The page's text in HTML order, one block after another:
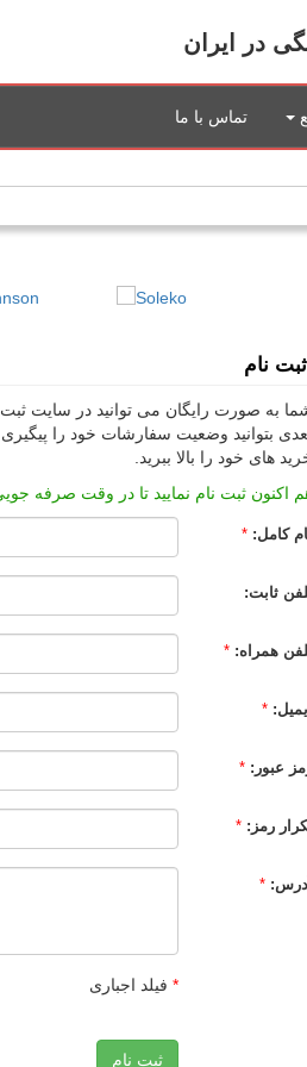
در ایران
تماس با ما
ثبت نام
به صورت رایگان می توانید در سایت ثبت
بتوانید وضعیت سفارشات خود را
های خود را بالا ببرید.
اکنون ثبت نام نمایید تا در وقت صرفه
کامل: *
ثابت:
همراه: *
ایمیل: *
عبور: *
رمز: *
آدرس: *
* فیلد اجباری
ثبت نام